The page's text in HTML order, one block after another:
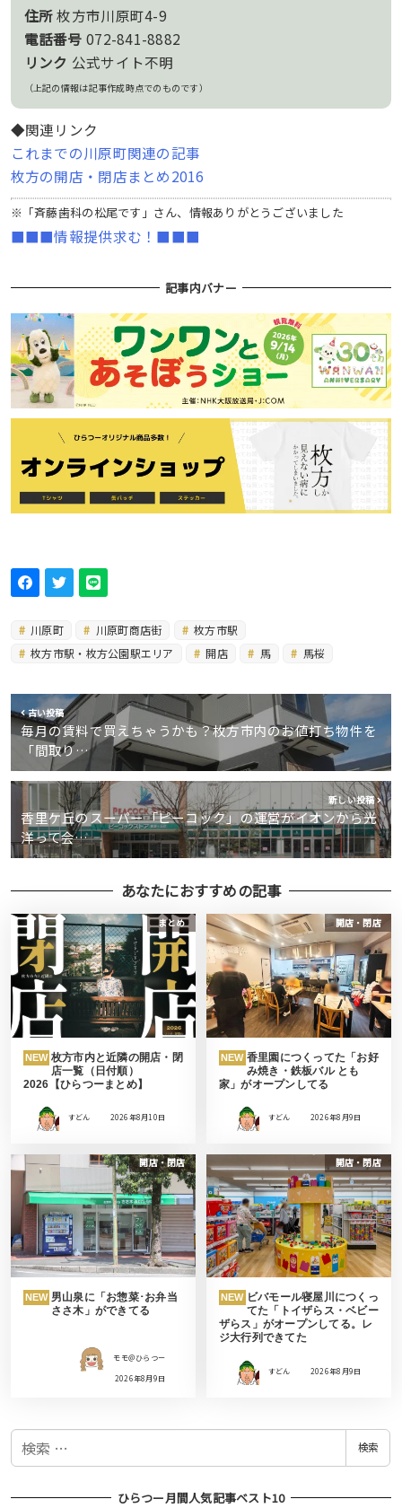
住所枚方市川原町4-9
電話番号 072-841-8882
リンク 公式サイト不明
（上記の情報は記事作成時点でのものです）
◆関連リンク
これまでの川原町関連の記事
枚方の開店・閉店まとめ2016
※「斉藤歯科の松尾です」さん、情報ありがとうございました
■■■情報提供求む！■■■
記事内バナー
川原町 川原町商店街
枚方市駅
枚方市駅・枚方公園駅エリア
開店 馬 馬桜
古い投稿
毎月の賃料で買えちゃうかも？枚方市内のお値打ち物件を
「間取り…
新しい投稿
香里ケ丘のスーパー「ピーコック」の運営がイオンから光
洋って会…
あなたにおすすめの記事
まとめ
NEW 枚方市内と近隣の開店・閉
店一覧（日付順）
2026【ひらつーまとめ】
すどん 2026年8月10日
開店・閉店
NEW 香里園につくってた「お好
み焼き・鉄板バル とも
家」がオープンしてる
すどん 2026年8月9日
開店・閉店
NEW 男山泉に「お惣菜･お弁当
ささ木」ができてる
モモ＠ひらつー
2026年8月9日
開店・閉店
NEW ビバモール寝屋川につくっ
てた「トイザらス・ベビー
ザらス」がオープンしてる。レ
ジ大行列できてた
すどん 2026年8月9日
検
検索
ひらつー月間人気記事ベスト10